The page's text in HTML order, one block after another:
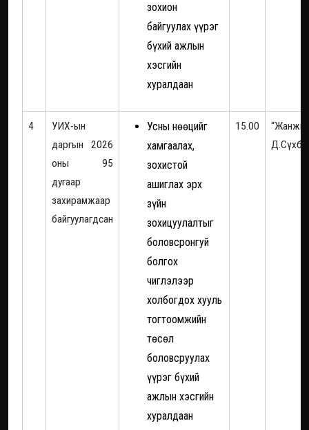
зохион
байгуулах үүрэг
бүхий ажлын
хэсгийн
хуралдаан
4
УИХ-ын
даргын 2026
оны 95
дугаар
захирамжаар
байгуулагдсан
Усны нөөцийг
хамгаалах,
зохистой
ашиглах эрх
зүйн
зохицуулалтыг
боловсронгуй
болгох
чиглэлээр
холбогдох хууль
тогтоомжийн
төсөл
боловсруулах
үүрэг бүхий
ажлын хэсгийн
хуралдаан
15.00
“Жанжин